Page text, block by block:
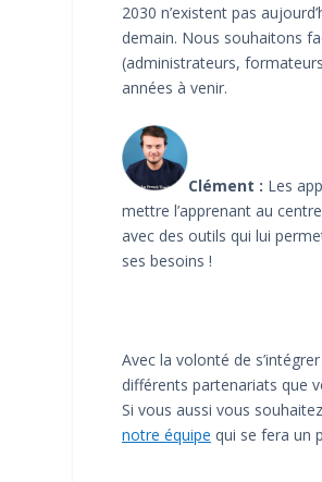
2030 n’existent pas
demain. Nous souhaitons
(administrateurs,
années à venir.
Clément : Les
mettre l’apprenant au
avec des outils qui lui
ses besoins !
Avec la volonté de
différents partenariats que
Si vous aussi vous
notre équipe qui se fera un